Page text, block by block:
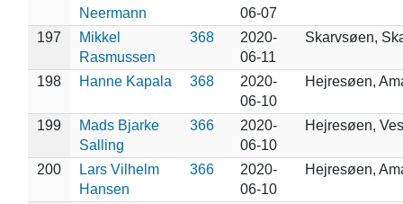
Neermann
06-07
197
Mikkel
Rasmussen
368
2020-
06-11
Skarvsøen,
198 Hanne Kapala 368
2020-
06-10
Hejresøen,
199
Mads Bjarke
Salling
366
2020-
06-10
Hejresøen,
200
Lars Vilhelm
Hansen
366
2020-
06-10
Hejresøen,